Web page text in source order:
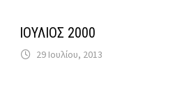
ΙΟΥΛΙΟΣ 2000
29 Ιουλίου, 2013